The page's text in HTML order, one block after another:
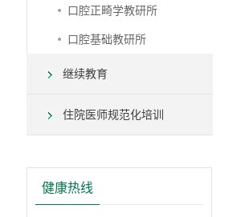
口腔正畸学教研所
口腔基础教研所
继续教育
住院医师规范化培训
健康热线